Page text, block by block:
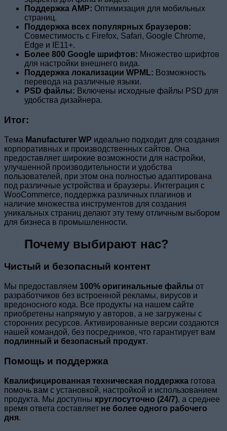
Поддержка AMP: Оптимизация для мобильных
страниц.
Поддержка всех популярных браузеров:
Совместимость с Firefox, Safari, Google Chrome,
Edge и IE11+.
Более 800 Google шрифтов: Множество шрифтов
для настройки внешнего вида.
Поддержка локализации WPML: Возможность
перевода на различные языки.
PSD файлы: Включены исходные файлы PSD для
удобства дизайнера.
Итог:
Тема Manufacturer WP идеально подходит для создания
корпоративных и производственных сайтов. Она
предоставляет широкие возможности для настройки,
улучшенной производительности и удобства
пользователей, при этом она полностью адаптирована
под различные устройства и браузеры. Интеграция с
WooCommerce, поддержка различных плагинов и
наличие множества инструментов для создания
уникальных страниц делают эту тему отличным выбором
для бизнеса в промышленности.
Почему выбирают нас?
Чистый и безопасный контент
Мы предоставляем 100% оригинальные файлы от
разработчиков без встроенной рекламы, вирусов и
вредоносного кода. Все продукты на нашем сайте
приобретены напрямую у авторов, а не загружены с
сторонних ресурсов. Активированные версии создаются
нашей командой, без посредников, что гарантирует вам
подлинный и безопасный продукт.
Помощь и поддержка
Квалифицированная техническая поддержка готова
помочь вам с установкой, настройкой и использованием
продукта. Мы доступны круглосуточно (24/7), а среднее
время ответа составляет не более одного рабочего
дня.